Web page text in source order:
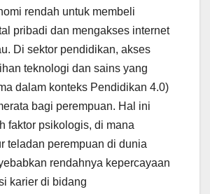
rendah untuk membeli
pribadi dan mengakses internet
Di sektor pendidikan, akses
teknologi dan sains yang
dalam konteks Pendidikan 4.0)
bagi perempuan. Hal ini
faktor psikologis, di mana
teladan perempuan di dunia
rendahnya kepercayaan
karier di bidang